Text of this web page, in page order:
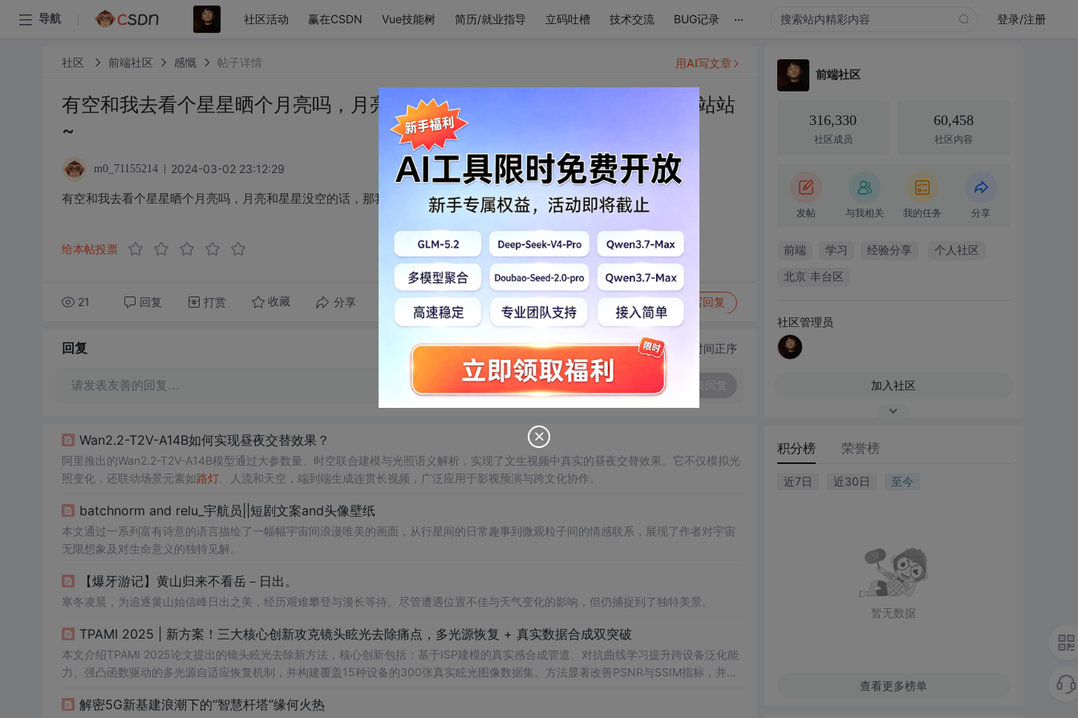
导航 社区活动 赢在CSDN Vue技能树 简历/就业指导 立码吐槽 技术交流 BUG记录 ... 登录/注册
社区 前端社区 感慨 帖子详情
有空和我去看个星星晒个月亮吗，月亮和星星没空的话，那我们就去路灯下站站
~
m0_71155214 2024-03-02 23:12:29
有空和我去看个星星晒个月亮吗，月亮和星星没空的话，那我们就去路灯下站站~
给本帖投票
21 回复 打赏 收藏 分享 转发到动态 举报 写回复
用AI写文章
回复 切换为时间正序
请发表友善的回复…
Wan2.2-T2V-A14B如何实现昼夜交替效果？
阿里推出的Wan2.2-T2V-A14B模型通过大参数量、时空联合建模与光照语义解析，实现了文生视频中真实的昼夜交替效果。它不仅模拟光
照变化，还联动场景元素如路灯、人流和天空，端到端生成连贯长视频，广泛应用于影视预演与跨文化协作。
batchnorm and relu_宇航员||短剧文案and头像壁纸
本文通过一系列富有诗意的语言描绘了一幅幅宇宙间浪漫唯美的画面，从行星间的日常趣事到微观粒子间的情感联系，展现了作者对宇宙
无限想象及对生命意义的独特见解。
【爆牙游记】黄山归来不看岳－日出。
寒冬凌晨，为追逐黄山始信峰日出之美，经历艰难攀登与漫长等待。尽管遭遇位置不佳与天气变化的影响，但仍捕捉到了独特美景。
TPAMI 2025 | 新方案！三大核心创新攻克镜头眩光去除痛点，多光源恢复 + 真实数据合成双突破
本文介绍TPAMI 2025论文提出的镜头眩光去除新方法，核心创新包括：基于ISP建模的真实感合成管道、对抗曲线学习提升跨设备泛化能
力、强凸函数驱动的多光源自适应恢复机制，并构建覆盖15种设备的300张真实眩光图像数据集。方法显著改善PSNR与SSIM指标，并增
解密5G新基建浪潮下的“智慧杆塔”缘何火热
前端社区
316,330
社区成员
60,458
社区内容
发帖 与我相关 我的任务 分享
前端 学习 经验分享 个人社区
北京·丰台区
社区管理员
加入社区
积分榜 荣誉榜
近7日 近30日 至今
暂无数据
查看更多榜单